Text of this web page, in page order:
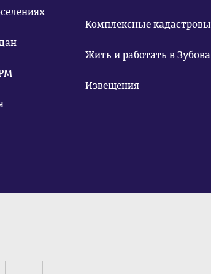
Комплексные
Жить и работать в
Извещения